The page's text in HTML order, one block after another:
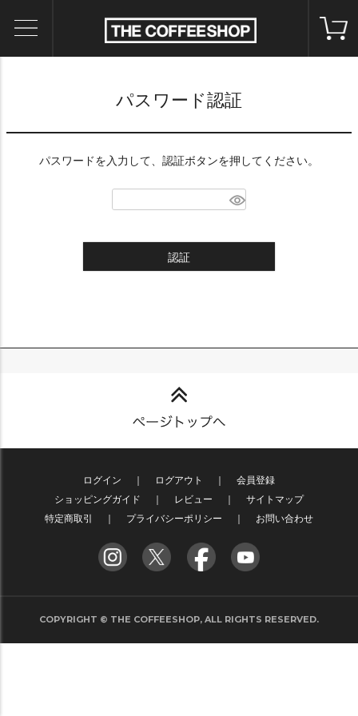
パスワード認証
パスワードを入力して、認証ボタンを押してください。
認証
ログイン ｜ ログアウト ｜ 会員登録
ショッピングガイド ｜ レビュー ｜ サイトマップ
特定商取引
｜ プライバシーポリシー ｜ お問い合わせ
COPYRIGHT © THE COFFEESHOP, ALL RIGHTS RESERVED.